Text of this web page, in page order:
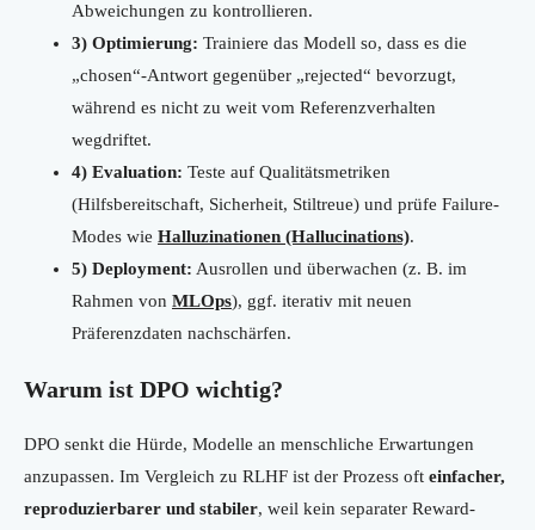
Abweichungen zu kontrollieren.
3) Optimierung: Trainiere das Modell so, dass es die
„chosen“-Antwort gegenüber „rejected“ bevorzugt,
während es nicht zu weit vom Referenzverhalten
wegdriftet.
4) Evaluation: Teste auf Qualitätsmetriken
(Hilfsbereitschaft, Sicherheit, Stiltreue) und prüfe Failure-
Modes wie Halluzinationen (Hallucinations).
5) Deployment: Ausrollen und überwachen (z. B. im
Rahmen von MLOps), ggf. iterativ mit neuen
Präferenzdaten nachschärfen.
Warum ist DPO wichtig?
DPO senkt die Hürde, Modelle an menschliche Erwartungen
anzupassen. Im Vergleich zu RLHF ist der Prozess oft einfacher,
reproduzierbarer und stabiler, weil kein separater Reward-